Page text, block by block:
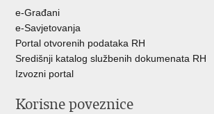
e-Građani
e-Savjetovanja
Portal otvorenih podataka RH
Središnji katalog službenih dokumenata RH
Izvozni portal
Korisne poveznice